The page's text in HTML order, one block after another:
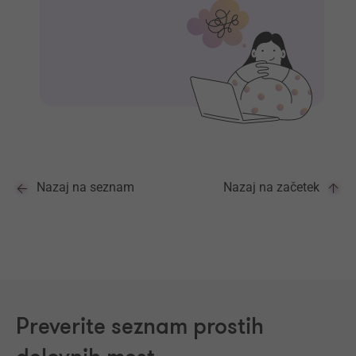
Nazaj na seznam Nazaj na začetek
Preverite seznam prostih